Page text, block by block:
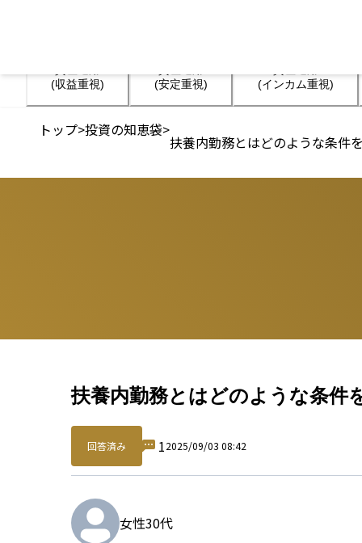
(収益重視)
(安定重視)
(インカム重視)
トップ>投資の知恵袋>
扶養内勤務とはどのような条件
扶養内勤務とはどのような条件
回答済み 12025/09/03 08:42
女性30代